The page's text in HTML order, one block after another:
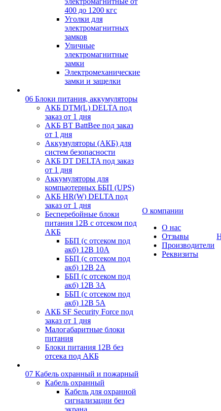
400 до 1200 кгс
Уголки для
электромагнитных
замков
Уличные
электромагнитные
замки
Электромеханические
замки и защелки
06 Блоки питания, аккумуляторы
АКБ DTM(L) DELTA под
заказ от 1 дня
АКБ BT BattBee под заказ
от 1 дня
Аккумуляторы (АКБ) для
систем безопасности
АКБ DT DELTA под заказ
от 1 дня
Аккумуляторы для
компьютерных ББП (UPS)
АКБ HR(W) DELTA под
заказ от 1 дня
Бесперебойные блоки
питания 12В с отсеком под
АКБ
ББП (с отсеком под
акб) 12В 10А
ББП (с отсеком под
акб) 12В 2А
ББП (с отсеком под
акб) 12В 3А
ББП (с отсеком под
акб) 12В 5А
АКБ SF Security Force под
заказ от 1 дня
Малогабаритные блоки
питания
Блоки питания 12В без
отсека под АКБ
07 Кабель охранный и пожарный
Кабель охранный
Кабель для охранной
сигнализации без
экрана
О компании
О нас
Отзывы
Производители
Реквизиты